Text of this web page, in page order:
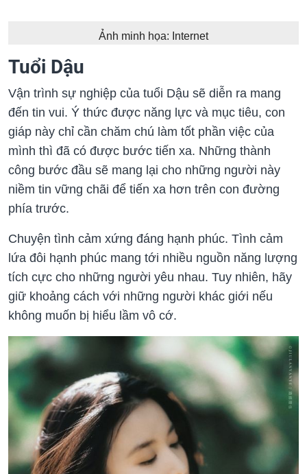
Ảnh minh họa: Internet
Tuổi Dậu
Vận trình sự nghiệp của tuổi Dậu sẽ diễn ra mang
đến tin vui. Ý thức được năng lực và mục tiêu, con
giáp này chỉ cần chăm chú làm tốt phần việc của
mình thì đã có được bước tiến xa. Những thành
công bước đầu sẽ mang lại cho những người này
niềm tin vững chãi để tiến xa hơn trên con đường
phía trước.
Chuyện tình cảm xứng đáng hạnh phúc. Tình cảm
lứa đôi hạnh phúc mang tới nhiều nguồn năng lượng
tích cực cho những người yêu nhau. Tuy nhiên, hãy
giữ khoảng cách với những người khác giới nếu
không muốn bị hiểu lầm vô cớ.